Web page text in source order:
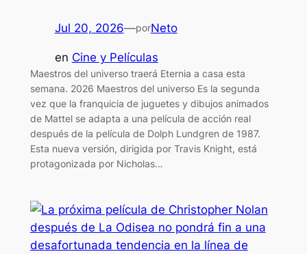
Jul 20, 2026—porNeto
en Cine y Películas
Maestros del universo traerá Eternia a casa esta
semana. 2026 Maestros del universo Es la segunda
vez que la franquicia de juguetes y dibujos animados
de Mattel se adapta a una película de acción real
después de la película de Dolph Lundgren de 1987.
Esta nueva versión, dirigida por Travis Knight, está
protagonizada por Nicholas…